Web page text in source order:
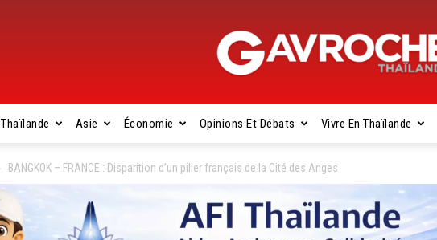
Gavroche
Thaïlande
Thaïlande Asie Économie Opinions Et Débats Vivre En Thaïlande
BANGKOK – FRANCE : Disparition d’un pilier français de la Cité des Anges